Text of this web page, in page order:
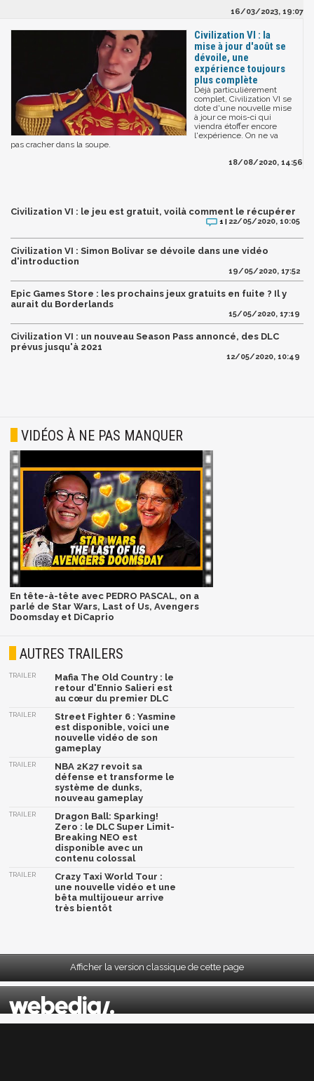
16/03/2023, 19:07
Civilization VI : la
mise à jour d'août se
dévoile, une
expérience toujours
plus complète
Déjà particulièrement
complet, Civilization VI se
dote d'une nouvelle mise
à jour ce mois-ci qui
viendra étoffer encore
l'expérience. On ne va
pas cracher dans la soupe.
18/08/2020, 14:56
Civilization VI : le jeu est gratuit, voilà comment le récupérer
1 | 22/05/2020, 10:05
Civilization VI : Simon Bolivar se dévoile dans une vidéo
d'introduction
19/05/2020, 17:52
Epic Games Store : les prochains jeux gratuits en fuite ? Il y
aurait du Borderlands
15/05/2020, 17:19
Civilization VI : un nouveau Season Pass annoncé, des DLC
prévus jusqu'à 2021
12/05/2020, 10:49
VIDÉOS À NE PAS MANQUER
En tête-à-tête avec PEDRO PASCAL, on a
parlé de Star Wars, Last of Us, Avengers
Doomsday et DiCaprio
AUTRES TRAILERS
TRAILER
Mafia The Old Country : le
retour d'Ennio Salieri est
au cœur du premier DLC
TRAILER
Street Fighter 6 : Yasmine
est disponible, voici une
nouvelle vidéo de son
gameplay
TRAILER
NBA 2K27 revoit sa
défense et transforme le
système de dunks,
nouveau gameplay
TRAILER
Dragon Ball: Sparking!
Zero : le DLC Super Limit-
Breaking NEO est
disponible avec un
contenu colossal
TRAILER
Crazy Taxi World Tour :
une nouvelle vidéo et une
bêta multijoueur arrive
très bientôt
Afficher la version classique de cette page